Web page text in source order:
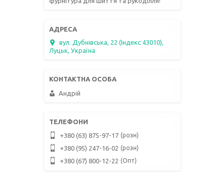
вул. Дубнівська, 22 (Індекс 43010),
Луцьк, Україна
Андрій
+380 (63) 875-97-17 розн
+380 (95) 247-16-02 розн
+380 (67) 800-12-22 Опт